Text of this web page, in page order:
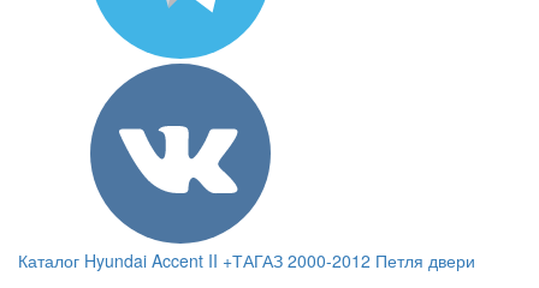
Каталог Hyundai Accent II +ТАГАЗ 2000-2012 Петля двери